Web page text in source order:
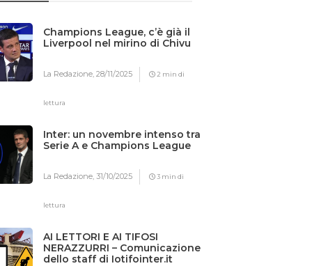
Champions League, c’è già il
Liverpool nel mirino di Chivu
La Redazione,28/11/2025 2 min di
lettura
Inter: un novembre intenso tra
Serie A e Champions League
La Redazione,31/10/2025 3 min di
lettura
AI LETTORI E AI TIFOSI
NERAZZURRI – Comunicazione
dello staff di Iotifointer.it